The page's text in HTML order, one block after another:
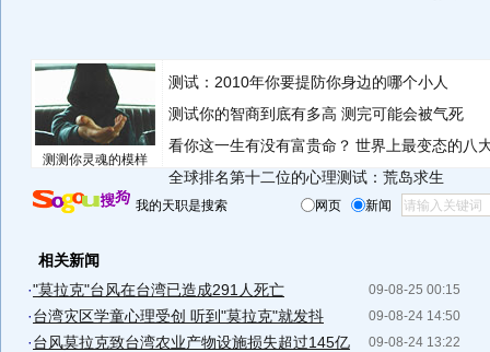
测测你灵魂的模样
测试：2010年你要提防你身边的哪个小人
测试你的智商到底有多高 测完可能会被气死
看你这一生有没有富贵命？ 世界上最变态的八
全球排名第十二位的心理测试：荒岛求生
我的天职是搜索 网页 新闻
相关新闻
09-08-25 00:15
·"莫拉克"台风在台湾已造成291人死亡
09-08-24 14:50
·台湾灾区学童心理受创 听到"莫拉克"就发抖
09-08-24 13:22
·台风莫拉克致台湾农业产物设施损失超过145亿